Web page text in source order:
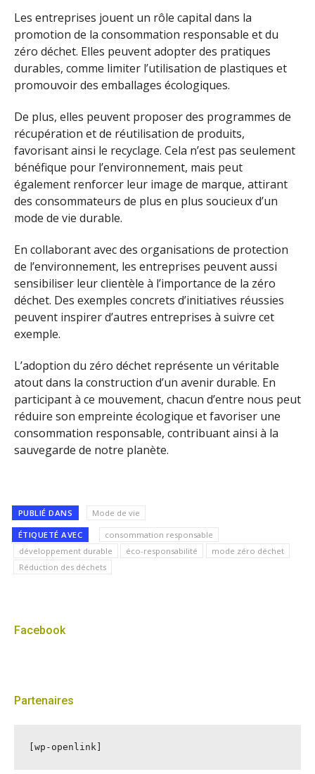
Les entreprises jouent un rôle capital dans la
promotion de la consommation responsable et du
zéro déchet. Elles peuvent adopter des pratiques
durables, comme limiter l’utilisation de plastiques et
promouvoir des emballages écologiques.
De plus, elles peuvent proposer des programmes de
récupération et de réutilisation de produits,
favorisant ainsi le recyclage. Cela n’est pas seulement
bénéfique pour l’environnement, mais peut
également renforcer leur image de marque, attirant
des consommateurs de plus en plus soucieux d’un
mode de vie durable.
En collaborant avec des organisations de protection
de l’environnement, les entreprises peuvent aussi
sensibiliser leur clientèle à l’importance de la zéro
déchet. Des exemples concrets d’initiatives réussies
peuvent inspirer d’autres entreprises à suivre cet
exemple.
L’adoption du zéro déchet représente un véritable
atout dans la construction d’un avenir durable. En
participant à ce mouvement, chacun d’entre nous peut
réduire son empreinte écologique et favoriser une
consommation responsable, contribuant ainsi à la
sauvegarde de notre planète.
PUBLIÉ DANS Mode de vie
ÉTIQUETÉ AVEC
consommation responsable
développement durable
éco-responsabilité
mode zéro déchet
Réduction des déchets
Facebook
Partenaires
[wp-openlink]